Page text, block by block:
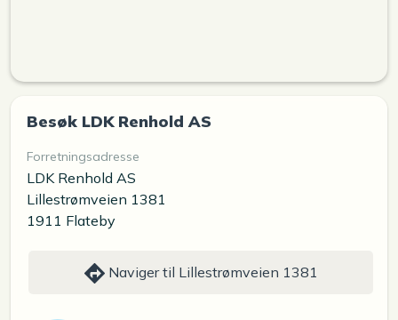
Besøk LDK Renhold AS
Forretningsadresse
LDK Renhold AS
Lillestrømveien 1381
1911 Flateby
Naviger til Lillestrømveien 1381